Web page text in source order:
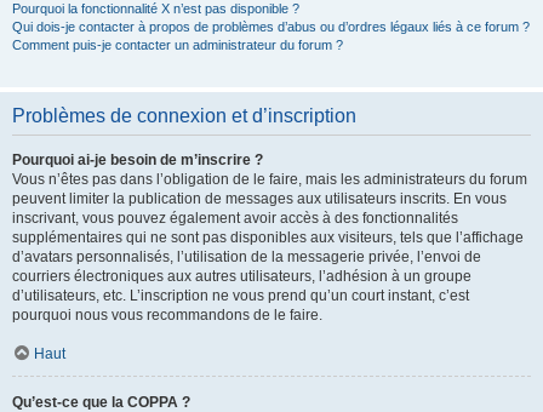
Pourquoi la fonctionnalité X n’est pas disponible ?
Qui dois-je contacter à propos de problèmes d’abus ou d’ordres légaux liés à ce forum ?
Comment puis-je contacter un administrateur du forum ?
Problèmes de connexion et d’inscription
Pourquoi ai-je besoin de m’inscrire ?
Vous n’êtes pas dans l’obligation de le faire, mais les administrateurs du forum
peuvent limiter la publication de messages aux utilisateurs inscrits. En vous
inscrivant, vous pouvez également avoir accès à des fonctionnalités
supplémentaires qui ne sont pas disponibles aux visiteurs, tels que l’affichage
d’avatars personnalisés, l’utilisation de la messagerie privée, l’envoi de
courriers électroniques aux autres utilisateurs, l’adhésion à un groupe
d’utilisateurs, etc. L’inscription ne vous prend qu’un court instant, c’est
pourquoi nous vous recommandons de le faire.
Haut
Qu’est-ce que la COPPA ?